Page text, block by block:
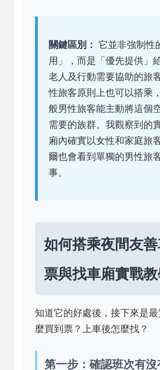
關鍵區別： 它並非強制性
用」，而是「優先提供」
老人及行動需要協助的旅
性旅客原則上也可以搭乘
般男性旅客能主動將這個
需要的族群。我觀察到的
廂內確實以女性和家庭旅
爾也會看到單獨的男性旅
事。
如何搭乘夜間友
票與找車廂實戰
知道它的好處後，接下來是
麼買到票？上車後怎麼找？
第一步：確認班次有